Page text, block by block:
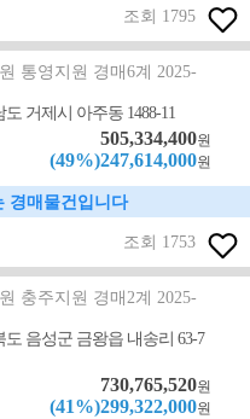
조회 1795
통영지원 경매6계 2025-
도 거제시 아주동 1488-11
505,334,400원
(49%)247,614,000원
경매물건입니다
조회 1753
충주지원 경매2계 2025-
도 음성군 금왕읍 내송리 63-7
730,765,520원
(41%)299,322,000원